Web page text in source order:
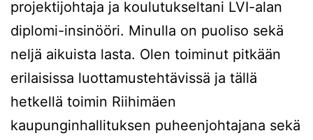
projektijohtaja ja koulutukseltani LVI-alan
diplomi-insinööri. Minulla on puoliso sekä
neljä aikuista lasta. Olen toiminut pitkään
erilaisissa luottamustehtävissä ja tällä
hetkellä toimin Riihimäen
kaupunginhallituksen puheenjohtajana sekä